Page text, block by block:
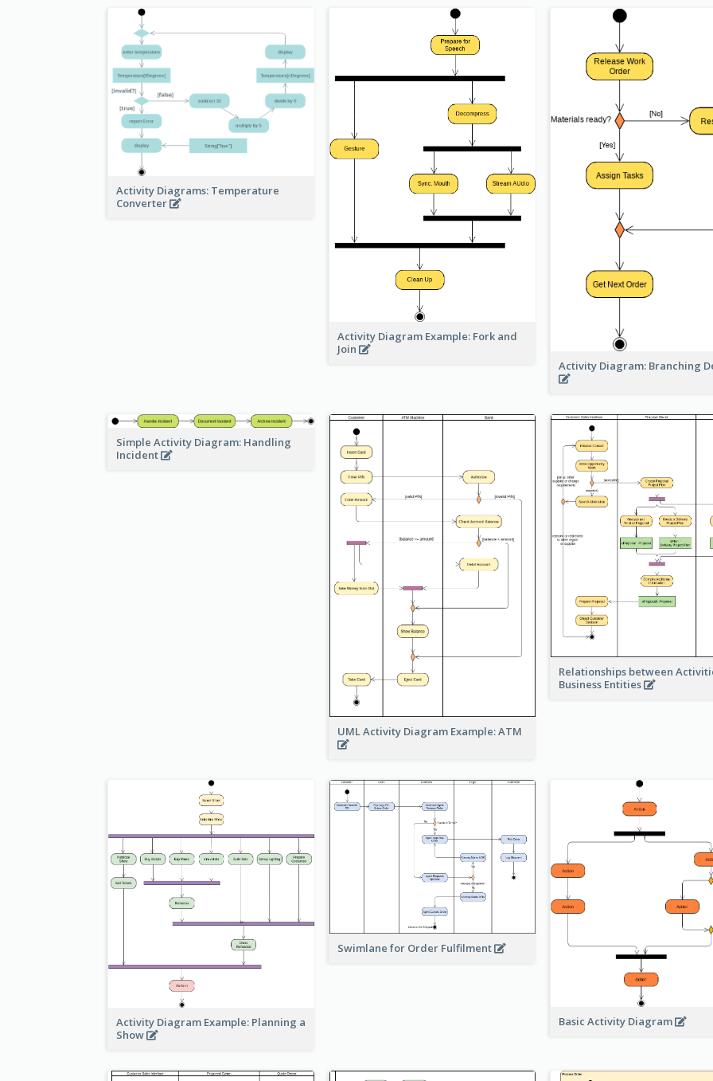
Activity Diagrams: Temperature
Converter
Activity Diagram Example: Fork and
Join
Activity Diagram: Branching
Simple Activity Diagram: Handling
Incident
UML Activity Diagram Example: ATM
Relationships between
Business Entities
Activity Diagram Example: Planning a
Show
Swimlane for Order Fulfilment
Basic Activity Diagram